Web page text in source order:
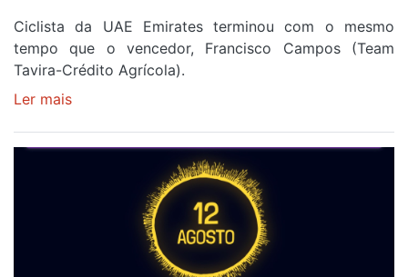
Ciclista da UAE Emirates terminou com o mesmo
tempo que o vencedor, Francisco Campos (Team
Tavira-Crédito Agrícola).
Ler mais